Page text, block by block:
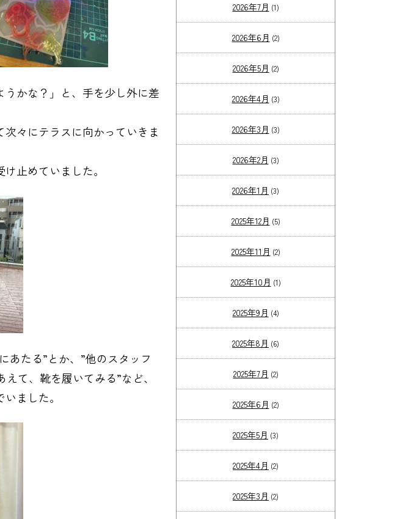
かな？」と、手を少し外に差
々にテラスに向かっていきま
止めていました。
あたる”とか、”他のスタッフ
て、靴を履いてみる”など、
ました。
2026年7月 (1)
2026年6月 (2)
2026年5月 (2)
2026年4月 (3)
2026年3月 (3)
2026年2月 (3)
2026年1月 (3)
2025年12月 (5)
2025年11月 (2)
2025年10月 (1)
2025年9月 (4)
2025年8月 (6)
2025年7月 (2)
2025年6月 (2)
2025年5月 (3)
2025年4月 (2)
2025年3月 (2)